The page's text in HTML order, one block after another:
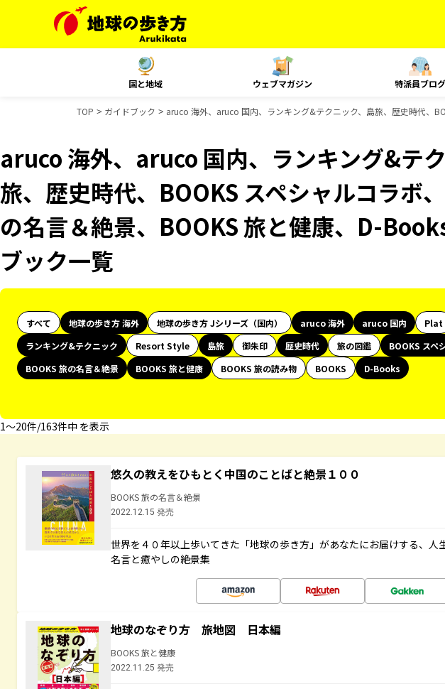
国と地域 ウェブマガジン 特派員ブログ
TOP ガイドブック aruco 海外、aruco 国内、ランキング&テクニック、島旅、歴史時代、
aruco 海外、aruco 国内、ランキング&テ
旅、歴史時代、BOOKS スペシャルコラボ
の名言＆絶景、BOOKS 旅と健康、D-
ブック一覧
すべて 地球の歩き方 海外 地球の歩き方 Jシリーズ（国内） aruco 海外 aruco 国内
Plat
ランキング&テクニック
Resort Style 島旅 御朱印 歴史時代 旅の図鑑
BOOKS スペ
BOOKS 旅の名言＆絶景
BOOKS 旅と健康 BOOKS 旅の読み物 BOOKS
D-Books
1〜20件/163件中 を表示
悠久の教えをひもとく中国のことばと絶景１００
BOOKS 旅の名言＆絶景
2022.12.15 発売
世界を４０年以上歩いてきた「地球の歩き方」があなたにお届けする、人
名言と癒やしの絶景集
地球のなぞり方 旅地図 日本編
BOOKS 旅と健康
2022.11.25 発売